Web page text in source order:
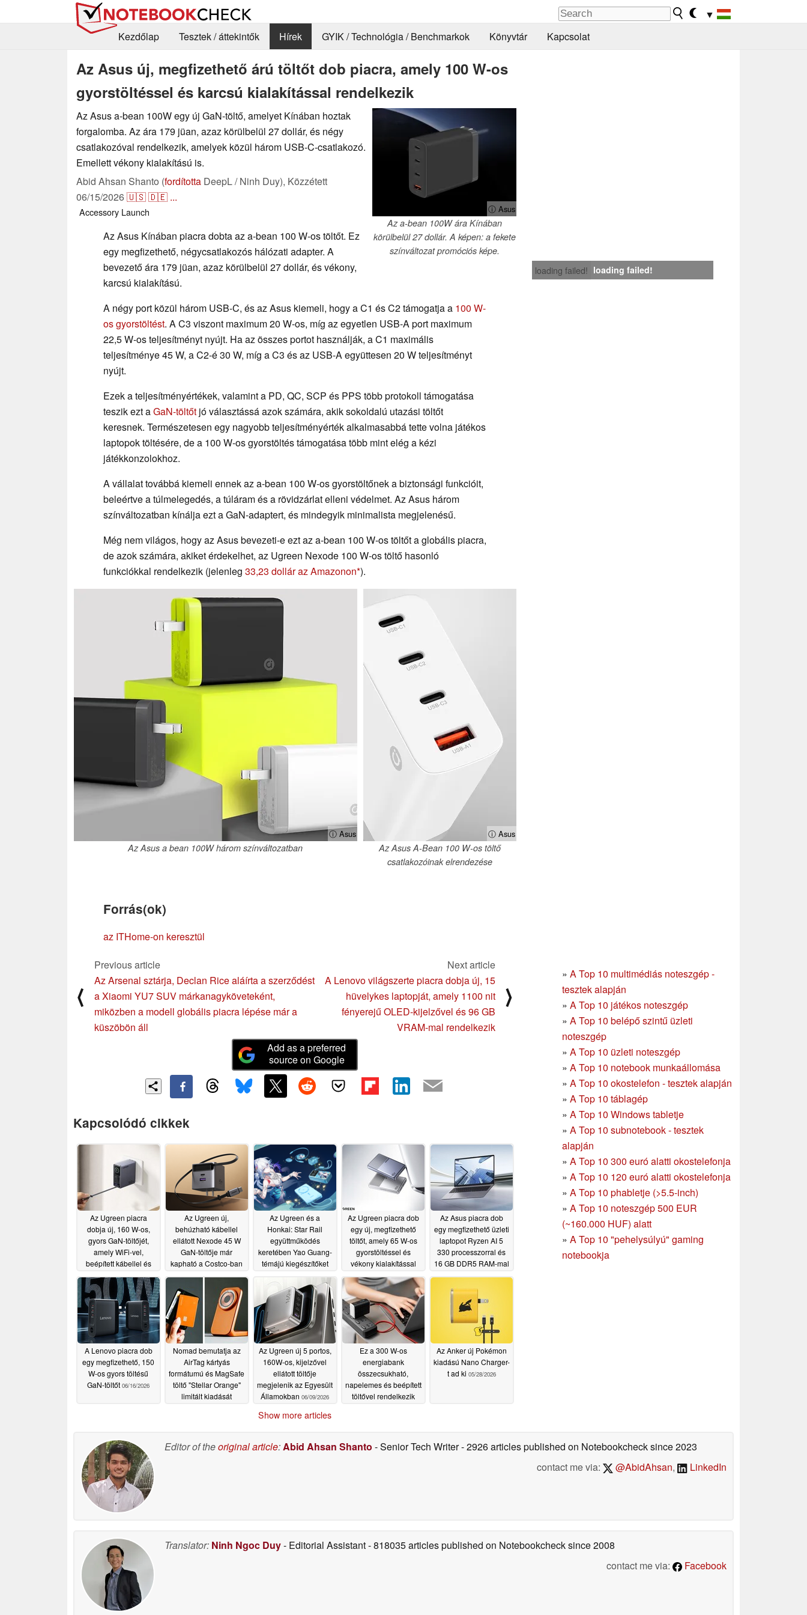
▼
Kezdőlap
Tesztek / áttekintők Hírek GYIK / Technológia / Benchmarkok Könyvtár Kapcsolat
Az Asus új, megfizethető árú töltőt dob piacra, amely 100 W-os
gyorstöltéssel és karcsú kialakítással rendelkezik
ⓘ Asus
Az a-bean 100W ára Kínában
körülbelül 27 dollár. A képen: a fekete
színváltozat promóciós képe.
Az Asus a-bean 100W egy új GaN-töltő, amelyet Kínában hoztak
forgalomba. Az ára 179 jüan, azaz körülbelül 27 dollár, és négy
csatlakozóval rendelkezik, amelyek közül három USB-C-csatlakozó.
Emellett vékony kialakítású is.
Abid Ahsan Shanto (fordította DeepL / Ninh Duy), Közzétett
06/15/2026🇺🇸🇩🇪 ...
Accessory Launch
loading failed! loading failed!
Az Asus Kínában piacra dobta az a-bean 100 W-os töltőt. Ez
egy megfizethető, négycsatlakozós hálózati adapter. A
bevezető ára 179 jüan, azaz körülbelül 27 dollár, és vékony,
karcsú kialakítású.
A négy port közül három USB-C, és az Asus kiemeli, hogy a C1 és C2 támogatja a 100 W-
os gyorstöltést. A C3 viszont maximum 20 W-os, míg az egyetlen USB-A port maximum
22,5 W-os teljesítményt nyújt. Ha az összes portot használják, a C1 maximális
teljesítménye 45 W, a C2-é 30 W, míg a C3 és az USB-A együttesen 20 W teljesítményt
nyújt.
Ezek a teljesítményértékek, valamint a PD, QC, SCP és PPS több protokoll támogatása
teszik ezt aGaN-töltőt jó választássá azok számára, akik sokoldalú utazási töltőt
keresnek. Természetesen egy nagyobb teljesítményérték alkalmasabbá tette volna játékos
laptopok töltésére, de a 100 W-os gyorstöltés támogatása több mint elég a kézi
játékkonzolokhoz.
A vállalat továbbá kiemeli ennek az a-bean 100 W-os gyorstöltőnek a biztonsági funkcióit,
beleértve a túlmelegedés, a túláram és a rövidzárlat elleni védelmet. Az Asus három
színváltozatban kínálja ezt a GaN-adaptert, és mindegyik minimalista megjelenésű.
Még nem világos, hogy az Asus bevezeti-e ezt az a-bean 100 W-os töltőt a globális piacra,
de azok számára, akiket érdekelhet, az Ugreen Nexode 100 W-os töltő hasonló
funkciókkal rendelkezik (jelenleg 33,23 dollár az Amazonon ).
ⓘ Asus
Az Asus a bean 100W három színváltozatban
ⓘ Asus
Az Asus A-Bean 100 W-os töltő
csatlakozóinak elrendezése
Forrás(ok)
az ITHome-on keresztül
» A Top 10 multimédiás noteszgép -
tesztek alapján
» A Top 10 játékos noteszgép
» A Top 10 belépő szintű üzleti
noteszgép
» A Top 10 üzleti noteszgép
» A Top 10 notebook munkaállomása
» A Top 10 okostelefon - tesztek alapján
» A Top 10 táblagép
» A Top 10 Windows tabletje
» A Top 10 subnotebook - tesztek
alapján
» A Top 10 300 euró alatti okostelefonja
» A Top 10 120 euró alatti okostelefonja
» A Top 10 phabletje (>5.5-inch)
» A Top 10 noteszgép 500 EUR
(~160.000 HUF) alatt
» A Top 10 "pehelysúlyú" gaming
notebookja
⟨
Previous article
Az Arsenal sztárja, Declan Rice aláírta a szerződést
a Xiaomi YU7 SUV márkanagyköveteként,
miközben a modell globális piacra lépése már a
küszöbön áll
Next article
A Lenovo világszerte piacra dobja új, 15
hüvelykes laptopját, amely 1100 nit
fényerejű OLED-kijelzővel és 96 GB
VRAM-mal rendelkezik
⟩
Add as a preferred
source on Google
Kapcsolódó cikkek
Az Ugreen piacra
dobja új, 160 W-os,
gyors GaN-töltőjét,
amely WiFi-vel,
beépített kábellel és
07/30/2026
Az Ugreen új,
behúzható kábellel
ellátott Nexode 45 W
GaN-töltője már
kapható a Costco-ban
07/08/2026
Az Ugreen és a
Honkai: Star Rail
együttműködés
keretében Yao Guang-
témájú kiegészítőket
számára06/30/2026
Az Ugreen piacra dob
egy új, megfizethető
töltőt, amely 65 W-os
gyorstöltéssel és
vékony kialakítással
06/20/2026
Az Asus piacra dob
egy megfizethető üzleti
laptopot Ryzen AI 5
330 processzorral és
16 GB DDR5 RAM-mal
06/17/2026
A Lenovo piacra dob
egy megfizethető, 150
W-os gyors töltésű
GaN-töltőt 06/16/2026
Nomad bemutatja az
AirTag kártyás
formátumú és MagSafe
töltő "Stellar Orange"
limitált kiadását
Az Ugreen új 5 portos,
160W-os, kijelzővel
ellátott töltője
megjelenik az Egyesült
Államokban 06/09/2026
Ez a 300 W-os
energiabank
összecsukható,
napelemes és beépített
töltővel rendelkezik
Az Anker új Pokémon
kiadású Nano Charger-
t ad ki 05/28/2026
Show more articles
Editor of theoriginal article:Abid Ahsan Shanto - Senior Tech Writer- 2926 articles published on Notebookchecksince 2023
contact me via:
@AbidAhsan, LinkedIn
Translator: Ninh Ngoc Duy- Editorial Assistant- 818035 articles published on Notebookchecksince 2008
contact me via:
Facebook